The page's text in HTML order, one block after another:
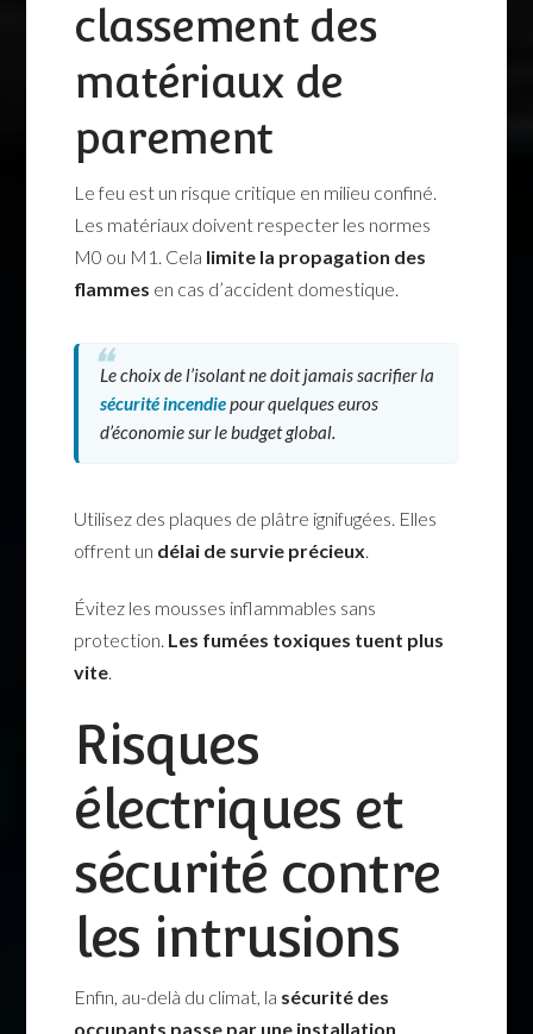
classement des
matériaux de
parement
Le feu est un risque critique en milieu confiné.
Les matériaux doivent respecter les normes
M0 ou M1. Cela limite la propagation des
flammes en cas d’accident domestique.
Le choix de l’isolant ne doit jamais sacrifier la
sécurité incendiepour quelques euros
d’économie sur le budget global.
Utilisez des plaques de plâtre ignifugées. Elles
offrent un délai de survie précieux
Évitez les mousses inflammables sans
protection. Les fumées toxiques tuent plus
vite
Risques
électriques et
sécurité contre
les intrusions
Enfin, au-delà du climat, la sécurité des
occupants passe par une installation